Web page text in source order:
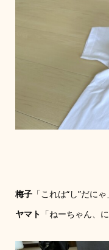
梅子「これは“し”だにゃ
ヤマト 「ねーちゃん、